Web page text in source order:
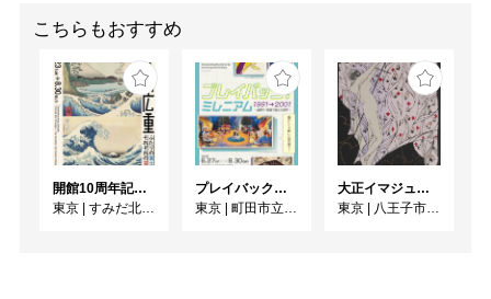
こちらもおすすめ
開館10周年記念 「北斎 広重 ふたりの富士、それぞれの富士」
東京
すみだ北斎美術館
プレイバック！ミレニアム1991→2001 版画が／版画で越えた境界
東京
町田市立国際版画美術館
大正イマジュリィの世界
東京
八王子市夢美術館